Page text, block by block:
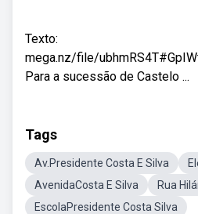
Texto:
mega.nz/file/
Para a sucessão de Castelo ...
Tags
Av.Presidente Costa E Silva
AvenidaCosta E Silva
Rua
EscolaPresidente Costa Silva